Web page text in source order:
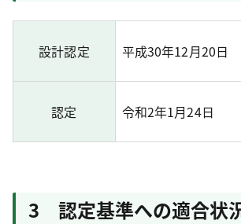
設計認定 平成30年12月20日
認定 令和2年1月24日
3 認定基準への適合状